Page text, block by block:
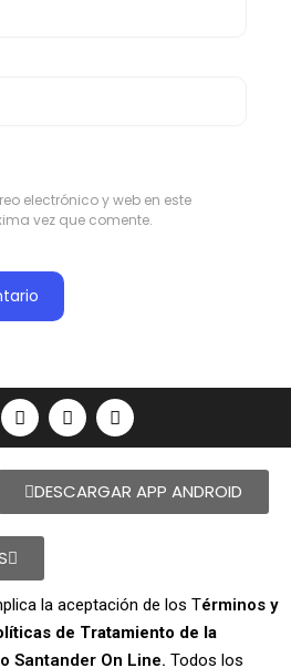
electrónico y web en este
vez que comente.
DESCARGAR APP ANDROID
la aceptación de los Términos y
de Tratamiento de la
Santander On Line. Todos los